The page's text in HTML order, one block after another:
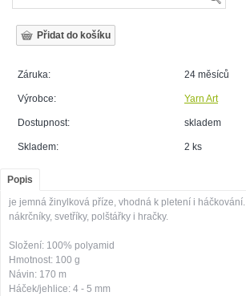
Záruka: 24 měsíců
Výrobce: Yarn Art
Dostupnost: skladem
Skladem: 2 ks
Popis
je jemná žinylková příze, vhodná k pletení i háčkování.
nákrčníky, svetříky, polštářky i hračky.
Složení: 100% polyamid
Hmotnost: 100 g
Návin: 170 m
Háček/jehlice: 4 - 5 mm